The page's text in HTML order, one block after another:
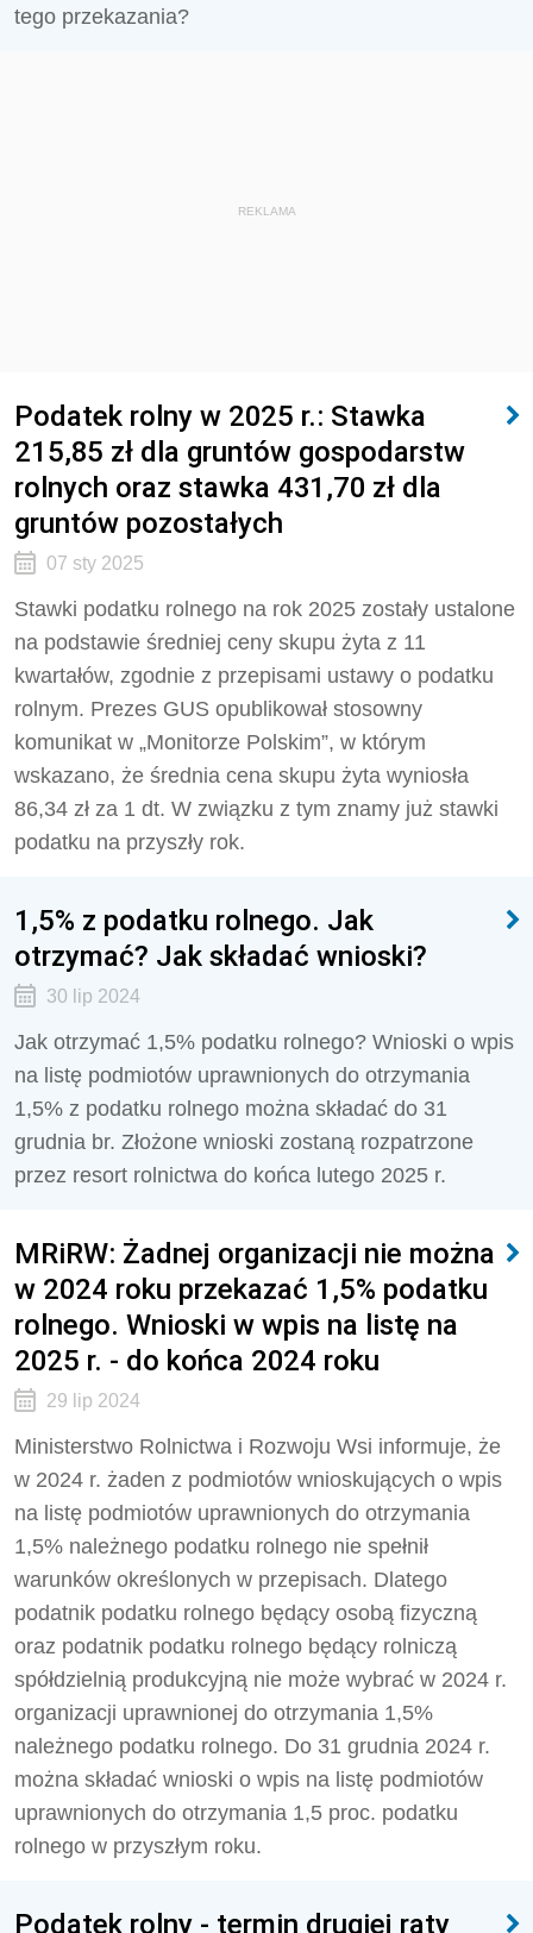
tego przekazania?
REKLAMA
Podatek rolny w 2025 r.: Stawka
215,85 zł dla gruntów gospodarstw
rolnych oraz stawka 431,70 zł dla
gruntów pozostałych
07 sty 2025
Stawki podatku rolnego na rok 2025 zostały ustalone
na podstawie średniej ceny skupu żyta z 11
kwartałów, zgodnie z przepisami ustawy o podatku
rolnym. Prezes GUS opublikował stosowny
komunikat w „Monitorze Polskim”, w którym
wskazano, że średnia cena skupu żyta wyniosła
86,34 zł za 1 dt. W związku z tym znamy już stawki
podatku na przyszły rok.
1,5% z podatku rolnego. Jak
otrzymać? Jak składać wnioski?
30 lip 2024
Jak otrzymać 1,5% podatku rolnego? Wnioski o wpis
na listę podmiotów uprawnionych do otrzymania
1,5% z podatku rolnego można składać do 31
grudnia br. Złożone wnioski zostaną rozpatrzone
przez resort rolnictwa do końca lutego 2025 r.
MRiRW: Żadnej organizacji nie można
w 2024 roku przekazać 1,5% podatku
rolnego. Wnioski w wpis na listę na
2025 r. - do końca 2024 roku
29 lip 2024
Ministerstwo Rolnictwa i Rozwoju Wsi informuje, że
w 2024 r. żaden z podmiotów wnioskujących o wpis
na listę podmiotów uprawnionych do otrzymania
1,5% należnego podatku rolnego nie spełnił
warunków określonych w przepisach. Dlatego
podatnik podatku rolnego będący osobą fizyczną
oraz podatnik podatku rolnego będący rolniczą
spółdzielnią produkcyjną nie może wybrać w 2024 r.
organizacji uprawnionej do otrzymania 1,5%
należnego podatku rolnego. Do 31 grudnia 2024 r.
można składać wnioski o wpis na listę podmiotów
uprawnionych do otrzymania 1,5 proc. podatku
rolnego w przyszłym roku.
Podatek rolny - termin drugiej raty